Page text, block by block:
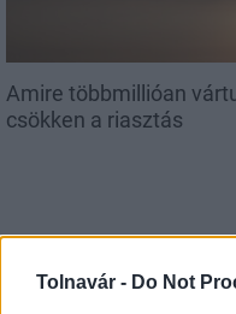
Tolnavár - Do Not
Amire többmillióan
csökken a riasztás